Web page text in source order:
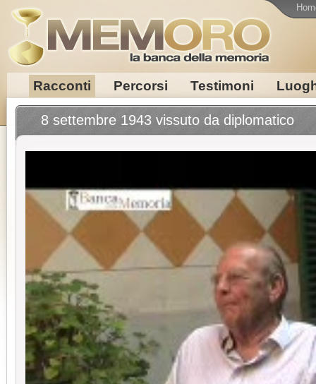
Racconti Percorsi Testimoni
8 settembre 1943 vissuto da diplomatico